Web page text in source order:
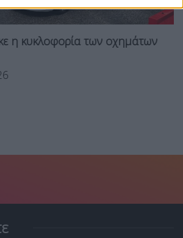
η κυκλοφορία των οχημάτων